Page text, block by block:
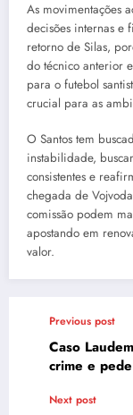
As movimentações
decisões internas e
retorno de Silas,
do técnico anterior
para o futebol
crucial para as
O Santos tem
instabilidade,
consistentes e
chegada de
comissão podem
apostando em
valor.
Previous post
Caso
crime e
Next post